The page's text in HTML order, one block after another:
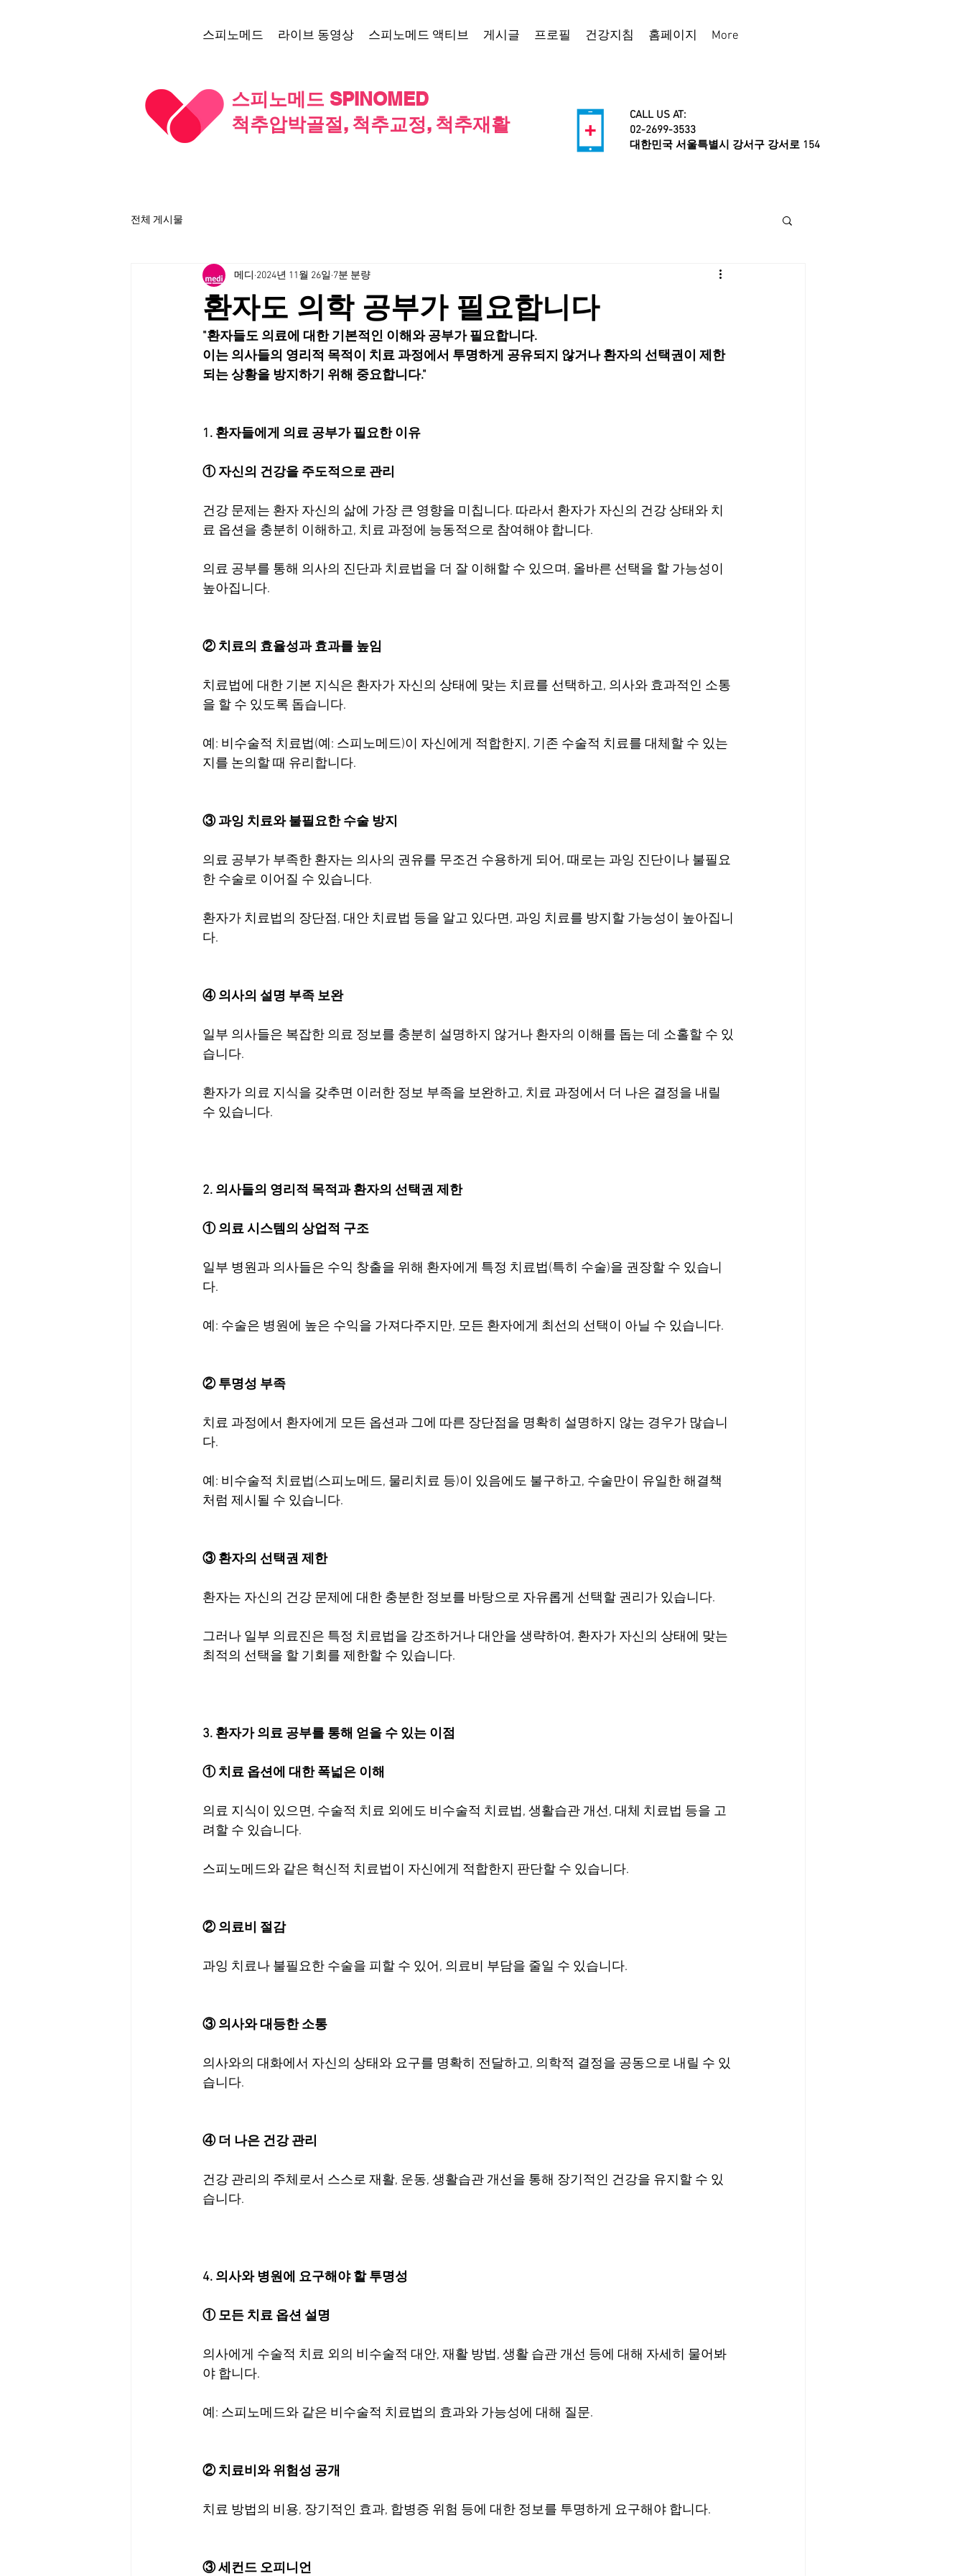
스피노메드 라이브 동영상 스피노메드 액티브 게시글 프로필 건강지침 홈페이지 More
스피노메드 SPINOMED
척추압박골절, 척추교정, 척추재활
CALL US AT:
02-2699-3533
​대한민국 서울특별시 강서구 강서로 154
전체 게시물
환자도 의학 공부가 필요합니다
메디 2024년 11월 26일 7분 분량
"환자들도 의료에 대한 기본적인 이해와 공부가 필요합니다.
이는 의사들의 영리적 목적이 치료 과정에서 투명하게 공유되지 않거나 환자의 선택권이 제한
되는 상황을 방지하기 위해 중요합니다."
1. 환자들에게 의료 공부가 필요한 이유
① 자신의 건강을 주도적으로 관리
건강 문제는 환자 자신의 삶에 가장 큰 영향을 미칩니다. 따라서 환자가 자신의 건강 상태와 치
료 옵션을 충분히 이해하고, 치료 과정에 능동적으로 참여해야 합니다.
의료 공부를 통해 의사의 진단과 치료법을 더 잘 이해할 수 있으며, 올바른 선택을 할 가능성이
높아집니다.
② 치료의 효율성과 효과를 높임
치료법에 대한 기본 지식은 환자가 자신의 상태에 맞는 치료를 선택하고, 의사와 효과적인 소통
을 할 수 있도록 돕습니다.
예: 비수술적 치료법(예: 스피노메드)이 자신에게 적합한지, 기존 수술적 치료를 대체할 수 있는
지를 논의할 때 유리합니다.
③ 과잉 치료와 불필요한 수술 방지
의료 공부가 부족한 환자는 의사의 권유를 무조건 수용하게 되어, 때로는 과잉 진단이나 불필요
한 수술로 이어질 수 있습니다.
환자가 치료법의 장단점, 대안 치료법 등을 알고 있다면, 과잉 치료를 방지할 가능성이 높아집니
다.
④ 의사의 설명 부족 보완
일부 의사들은 복잡한 의료 정보를 충분히 설명하지 않거나 환자의 이해를 돕는 데 소홀할 수 있
습니다.
환자가 의료 지식을 갖추면 이러한 정보 부족을 보완하고, 치료 과정에서 더 나은 결정을 내릴
수 있습니다.
2. 의사들의 영리적 목적과 환자의 선택권 제한
① 의료 시스템의 상업적 구조
일부 병원과 의사들은 수익 창출을 위해 환자에게 특정 치료법(특히 수술)을 권장할 수 있습니
다.
예: 수술은 병원에 높은 수익을 가져다주지만, 모든 환자에게 최선의 선택이 아닐 수 있습니다.
② 투명성 부족
치료 과정에서 환자에게 모든 옵션과 그에 따른 장단점을 명확히 설명하지 않는 경우가 많습니
다.
예: 비수술적 치료법(스피노메드, 물리치료 등)이 있음에도 불구하고, 수술만이 유일한 해결책
처럼 제시될 수 있습니다.
③ 환자의 선택권 제한
환자는 자신의 건강 문제에 대한 충분한 정보를 바탕으로 자유롭게 선택할 권리가 있습니다.
그러나 일부 의료진은 특정 치료법을 강조하거나 대안을 생략하여, 환자가 자신의 상태에 맞는
최적의 선택을 할 기회를 제한할 수 있습니다.
3. 환자가 의료 공부를 통해 얻을 수 있는 이점
① 치료 옵션에 대한 폭넓은 이해
의료 지식이 있으면, 수술적 치료 외에도 비수술적 치료법, 생활습관 개선, 대체 치료법 등을 고
려할 수 있습니다.
스피노메드와 같은 혁신적 치료법이 자신에게 적합한지 판단할 수 있습니다.
② 의료비 절감
과잉 치료나 불필요한 수술을 피할 수 있어, 의료비 부담을 줄일 수 있습니다.
③ 의사와 대등한 소통
의사와의 대화에서 자신의 상태와 요구를 명확히 전달하고, 의학적 결정을 공동으로 내릴 수 있
습니다.
④ 더 나은 건강 관리
건강 관리의 주체로서 스스로 재활, 운동, 생활습관 개선을 통해 장기적인 건강을 유지할 수 있
습니다.
4. 의사와 병원에 요구해야 할 투명성
① 모든 치료 옵션 설명
의사에게 수술적 치료 외의 비수술적 대안, 재활 방법, 생활 습관 개선 등에 대해 자세히 물어봐
야 합니다.
예: 스피노메드와 같은 비수술적 치료법의 효과와 가능성에 대해 질문.
② 치료비와 위험성 공개
치료 방법의 비용, 장기적인 효과, 합병증 위험 등에 대한 정보를 투명하게 요구해야 합니다.
③ 세컨드 오피니언